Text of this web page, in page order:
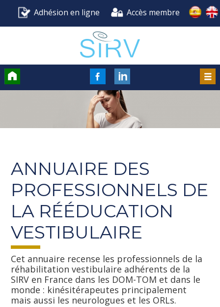
Accès membre
Adhésion en ligne
FaceBookLinkedIn
ANNUAIRE DES
PROFESSIONNELS DE
LA RÉÉDUCATION
VESTIBULAIRE
Cet annuaire recense les professionnels de la
réhabilitation vestibulaire adhérents de la
SIRV en France dans les DOM-TOM et dans le
monde : kinésitérapeutes principalement
mais aussi les neurologues et les ORLs.